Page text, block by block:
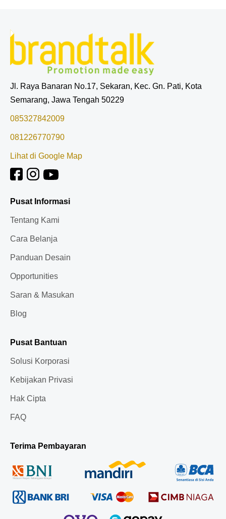
Jl. Raya Banaran No.17, Sekaran, Kec. Gn. Pati, Kota
Semarang, Jawa Tengah 50229
085327842009
081226770790
Lihat di Google Map
Pusat Informasi
Tentang Kami
Cara Belanja
Panduan Desain
Opportunities
Saran & Masukan
Blog
Pusat Bantuan
Solusi Korporasi
Kebijakan Privasi
Hak Cipta
FAQ
Terima Pembayaran